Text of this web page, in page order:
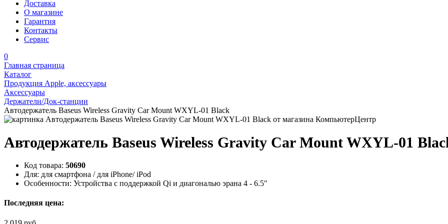
Доставка
О магазине
Гарантия
Контакты
Сервис
0
Главная страница
Каталог
Продукция Apple, аксессуары
Аксессуары
Держатели/Док-станции
Автодержатель Baseus Wireless Gravity Car Mount WXYL-01 Black
Автодержатель Baseus Wireless Gravity Car Mount WXYL-01
Код товара: 50690
Для: для смартфона / для iPhone/ iPod
Особенности: Устройства с поддержкой Qi и диагональю эрана 4 - 6.5"
Последняя цена: